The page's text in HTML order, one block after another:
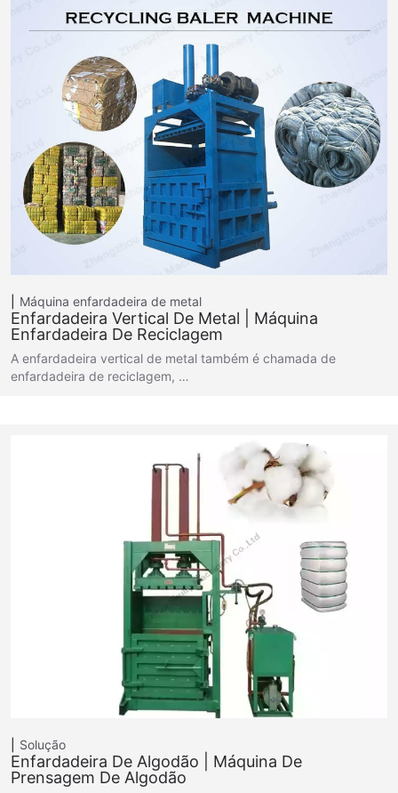
Máquina enfardadeira de metal
Enfardadeira Vertical De Metal | Máquina
Enfardadeira De Reciclagem
A enfardadeira vertical de metal também é chamada de
enfardadeira de reciclagem, …
Solução
Enfardadeira De Algodão | Máquina De
Prensagem De Algodão